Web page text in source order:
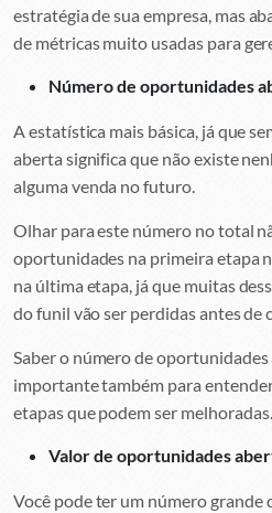
estratégia de sua empresa, mas
de métricas muito usadas para
Número de oportunidades
A estatística mais básica, já que
aberta significa que não existe
alguma venda no futuro.
Olhar para este número no total
oportunidades na primeira etapa
na última etapa, já que muitas
do funil vão ser perdidas antes de
Saber o número de oportunidades
importante também para
etapas que podem ser melhoradas.
Valor de oportunidades
Você pode ter um número grande